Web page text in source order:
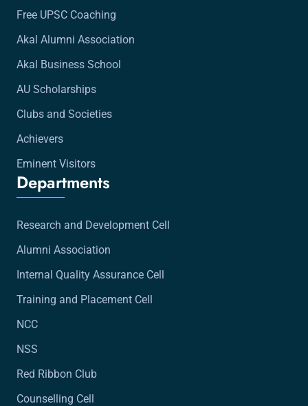
Free UPSC Coaching
Akal Alumni Association
Akal Business School
AU Scholarships
Clubs and Societies
Achievers
Eminent Visitors
Departments
Research and Development Cell
Alumni Association
Internal Quality Assurance Cell
Training and Placement Cell
NCC
NSS
Red Ribbon Club
Counselling Cell